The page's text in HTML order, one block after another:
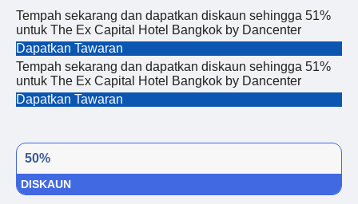
Tempah sekarang dan dapatkan diskaun sehingga 51%
untuk The Ex Capital Hotel Bangkok by Dancenter
Dapatkan Tawaran
Tempah sekarang dan dapatkan diskaun sehingga 51%
untuk The Ex Capital Hotel Bangkok by Dancenter
Dapatkan Tawaran
50%
DISKAUN